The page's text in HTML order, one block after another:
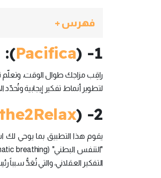
فهرس +
1- (
Pacifica
):
راقِب مزاجك طوال الوقت، وتعلّم
لتطوير أنماط تفكير إيجابية
2- (
يقوم هذا التطبيق بما يوحي لك
التفكير العقلاني، والتي تُعَدُّ